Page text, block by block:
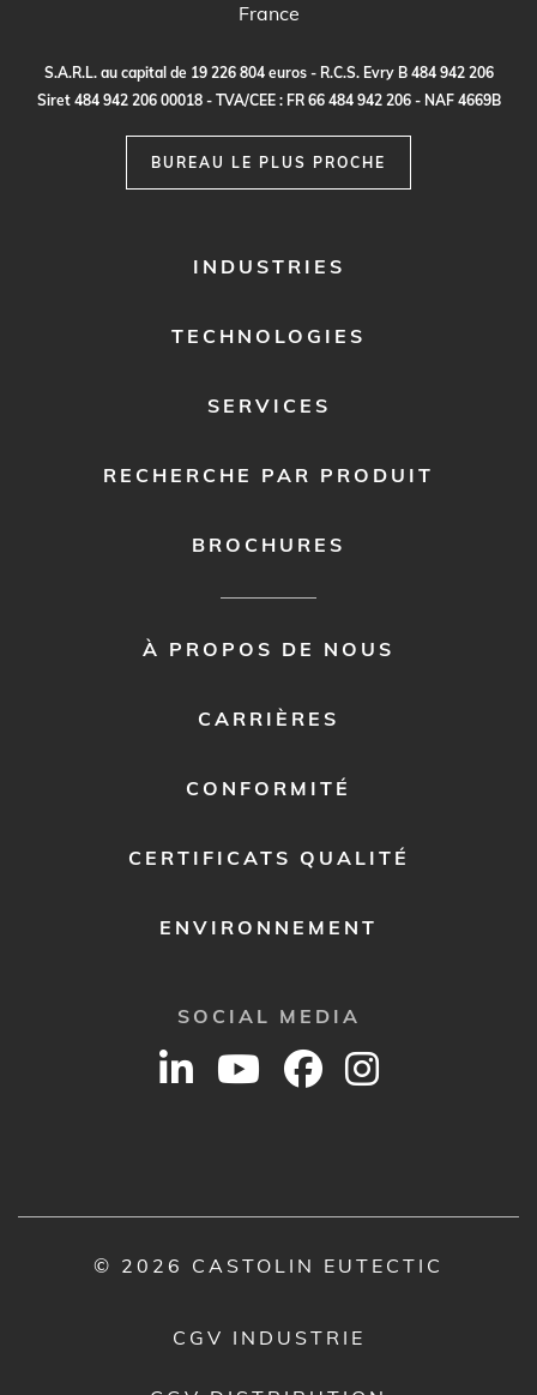
France
S.A.R.L. au capital de 19 226804 euros - R.C.S. Evry B 484942206
Siret 484 942206 00018 - TVA/CEE : FR 66484 942206 - NAF 4669B
BUREAU LE PLUS PROCHE
INDUSTRIES
TECHNOLOGIES
SERVICES
RECHERCHE PAR PRODUIT
BROCHURES
À PROPOS DE NOUS
CARRIÈRES
CONFORMITÉ
CERTIFICATS QUALITÉ
ENVIRONNEMENT
SOCIAL MEDIA
© 2026 CASTOLIN EUTECTIC
CGV INDUSTRIE